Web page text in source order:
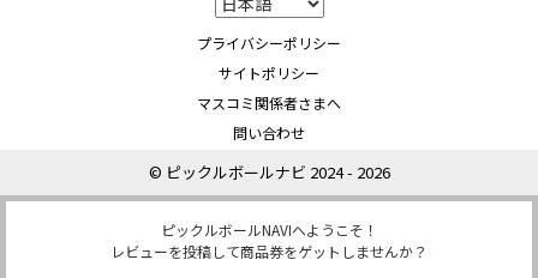
プライバシーポリシー
サイトポリシー
マスコミ関係者さまへ
問い合わせ
© ピックルボールナビ 2024 - 2026
ピックルボールNAVIへようこそ！
レビューを投稿して商品券をゲットしませんか？